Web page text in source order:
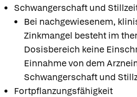
Schwangerschaft und
Bei nachgewiesenem,
Zinkmangel besteht im
Dosisbereich keine
Einnahme von dem
Schwangerschaft und
Fortpflanzungsfähigkeit